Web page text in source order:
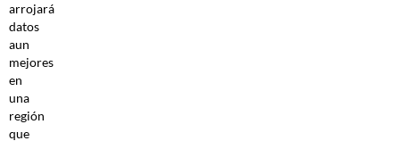
arrojará
datos
aun
mejores
en
una
región
que